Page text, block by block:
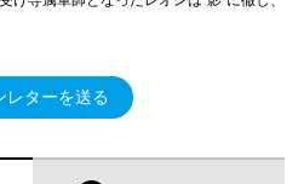
レターを送る